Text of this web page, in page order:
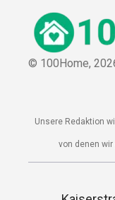
© 100Home,
Unsere Redaktion
von denen